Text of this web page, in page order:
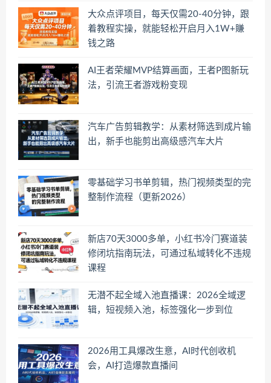
大众点评项目，每天仅需20-40分钟，跟
着教程实操，就能轻松开启月入1W+賺
钱之路
AI王者荣耀MVP结算画面，王者P图新玩
法，引流王者游戏粉变现
汽车广告剪辑教学：从素材筛选到成片输
出，新手也能剪出高级感汽车大片
零基础学习书单剪辑，热门视频类型的完
整制作流程（更新2026）
新店70天3000多单，小红书冷门赛道装
修闭坑指南玩法，可通过私域转化不违规
课程
无潜不起全域入池直播课：2026全域逻
辑，短视频入池，标签强化一步到位
2026用工具爆改生意，AI时代创收机
会，AI打造爆款直播间